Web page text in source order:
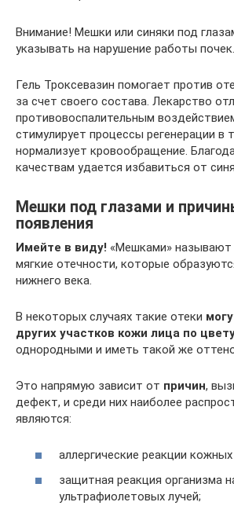
Внимание! Мешки или синяки под
указывать на нарушение работы почек.
Гель Троксевазин помогает против
за счет своего состава. Лекарство
противовоспалительным
стимулирует процессы регенерации в
нормализует кровообращение.
качествам удается избавиться от
Мешки под глазами и
появления
Имейте в виду! «Мешками» называют
мягкие отечности, которые
нижнего века.
В некоторых случаях такие отеки
других участков кожи лица по
однородными и иметь такой же
Это напрямую зависит от причин,
дефект, и среди них наиболее
являются:
аллергические реакции
защитная реакция организма
ультрафиолетовых лучей;